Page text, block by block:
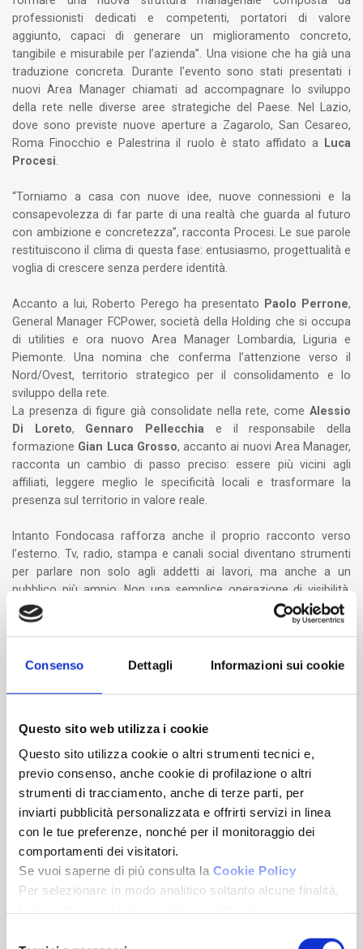
Consenso Dettagli Informazioni sui cookie
Questo sito web utilizza i cookie
Questo sito utilizza cookie o altri strumenti tecnici e,
previo consenso, anche cookie di profilazione o altri
strumenti di tracciamento, anche di terze parti, per
inviarti pubblicità personalizzata e offrirti servizi in linea
con le tue preferenze, nonché per il monitoraggio dei
comportamenti dei visitatori.
Se vuoi saperne di più consulta la Cookie Policy
Per selezionare in modo analitico soltanto alcune finalità,
Ultime news
professionisti dedicati e competenti, portatori di valore
aggiunto, capaci di generare un miglioramento concreto,
tangibile e misurabile per l’azienda”. Una visione che ha già una
traduzione concreta. Durante l’evento sono stati presentati i
nuovi Area Manager chiamati ad accompagnare lo sviluppo
della rete nelle diverse aree strategiche del Paese. Nel Lazio,
dove sono previste nuove aperture a Zagarolo, San Cesareo,
Roma Finocchio e Palestrina il ruolo è stato affidato a
Luca
Procesi
“Torniamo a casa con nuove idee, nuove connessioni e la
consapevolezza di far parte di una realtà che guarda al futuro
con ambizione e concretezza”, racconta Procesi. Le sue parole
restituiscono il clima di questa fase: entusiasmo, progettualità e
voglia di crescere senza perdere identità.
Accanto a lui, Roberto Perego ha presentato Paolo Perrone,
General Manager FCPower, società della Holding che si occupa
di utilities e ora nuovo Area Manager Lombardia, Liguria e
Piemonte. Una nomina che conferma l’attenzione verso il
Nord/Ovest, territorio strategico per il consolidamento e lo
sviluppo della rete.
La presenza di figure già consolidate nella rete, come Alessio
Di Loreto, Gennaro Pellecchia e il responsabile della
formazione Gian Luca Grosso, accanto ai nuovi Area Manager,
racconta un cambio di passo preciso: essere più vicini agli
affiliati, leggere meglio le specificità locali e trasformare la
presenza sul territorio in valore reale.
Intanto Fondocasa rafforza anche il proprio racconto verso
l’esterno. Tv, radio, stampa e canali social diventano strumenti
per parlare non solo agli addetti ai lavori, ma anche a un
pubblico più ampio. Non una semplice operazione di visibilità,
ma un percorso di reputazione:
raccontare chi è Fondocasa
oggi, quali valori porta nei territori e quale idea di immobiliare
più forte, più organizzata e più riconoscibile. Fondocasa non
agenzia dopo agenzia, territorio dopo territorio, attraverso le
persone che ne fanno parte.
Per informazioni
ufficiostampa@fondocasa.com
Tel: 0182 585227